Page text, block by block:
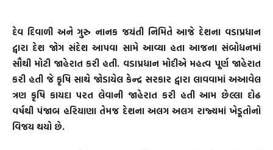
દેવ દિવાળી અને ગુરુ નાનક જયંતી નિમિતે આજે દેશના વડાપ્રધાન
દ્વારા દેશ જોગ સંદેશ આપવા સામે આવ્યા હતા આજના સંબોધનમાં
સૌથી મોટી જાહેરાત કરી હતી. વડાપ્રધાન મોદીએ મહત્વ પૂર્ણ જાહેરાત
કરી હતી જે કૃષિ સાથે જોડાયેલ કેન્દ્ર સરકાર દ્વારા લાવવામાં અઆવેલ
ત્રણ કૃષિ કાયદા પરત લેવાની જાહેરાત કરી હતી આમ છેલ્લા દોઢ
વર્ષથી પંજાબ હરિયાણા તેમજ દેશના અલગ અલગ રાજ્યમાં ખેડૂતોનો
વિજય થયો છે.